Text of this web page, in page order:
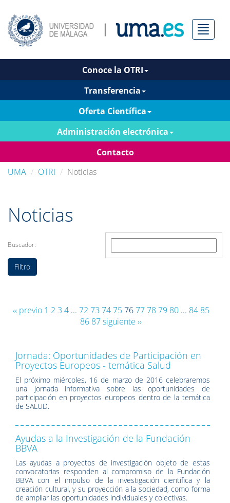
Menú
Conoce la OTRI
Transferencia
Oferta Científica
Administración electrónica
Contacto
UMA
OTRI Noticias
Noticias
Buscador:
‹‹ previo 1 2 3 4... 72 73 74 75 76 77 78 79 80... 84 85
86 87siguiente ››
Jornada: Oportunidades de Participación en
Proyectos Europeos - temática Salud
El próximo miércoles, 16 de marzo de 2016 celebraremos
una jornada informativa sobre las oportunidades de
participación en proyectos europeos dentro de la temática
de SALUD.
Ayudas a la Investigación de la Fundación
BBVA
Las ayudas a proyectos de investigación objeto de estas
convocatorias responden al compromiso de la Fundación
BBVA con el impulso de la investigación científica y la
creación cultural, y su proyección a la sociedad, como forma
de ampliar las oportunidades individuales y colectivas.